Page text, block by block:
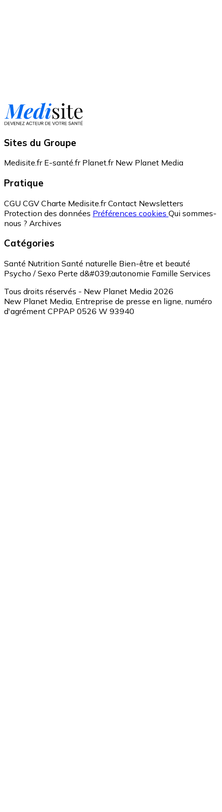
Sites du Groupe
Medisite.fr E-santé.fr Planet.fr New Planet Media
Pratique
CGU CGV Charte Medisite.fr Contact Newsletters
Protection des données Préférences cookies Qui sommes-
nous ? Archives
Catégories
Santé Nutrition Santé naturelle Bien-être et beauté
Psycho / Sexo Perte d&#039;autonomie Famille Services
Tous droits réservés - New Planet Media 2026
New Planet Media, Entreprise de presse en ligne, numéro
d'agrément CPPAP 0526 W 93940